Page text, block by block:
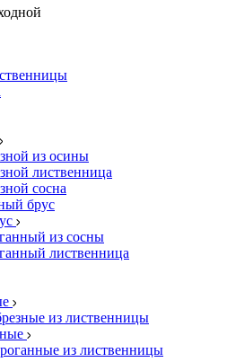
из осины
лиственница
сосна
брус
из сосны
лиственница
из лиственницы
из лиственницы